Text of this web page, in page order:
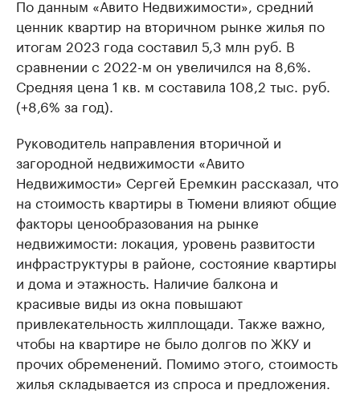
По данным «Авито Недвижимости», средний
ценник квартир на вторичном рынке жилья по
итогам 2023 года составил 5,3 млн руб. В
сравнении с 2022-м он увеличился на 8,6%.
Средняя цена 1 кв. м составила 108,2 тыс. руб.
(+8,6% за год).
Руководитель направления вторичной и
загородной недвижимости «Авито
Недвижимости» Сергей Еремкин рассказал, что
на стоимость квартиры в Тюмени влияют общие
факторы ценообразования на рынке
недвижимости: локация, уровень развитости
инфраструктуры в районе, состояние квартиры
и дома и этажность. Наличие балкона и
красивые виды из окна повышают
привлекательность жилплощади. Также важно,
чтобы на квартире не было долгов по ЖКУ и
прочих обременений. Помимо этого, стоимость
жилья складывается из спроса и предложения.